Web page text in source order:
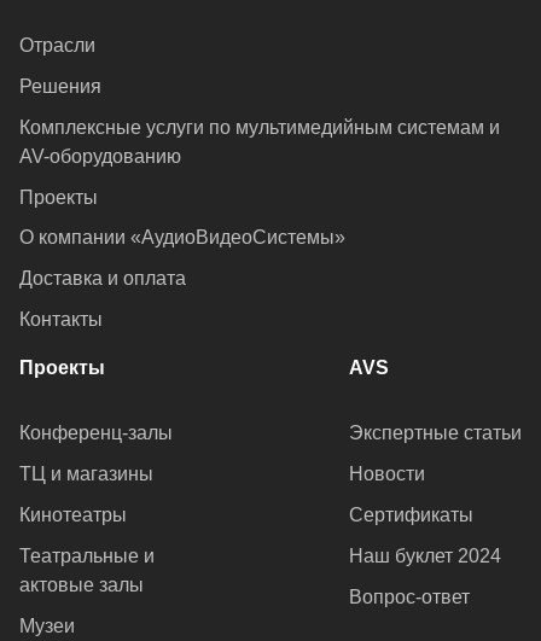
Отрасли
Решения
Комплексные услуги по мультимедийным системам и
AV-оборудованию
Проекты
О компании «АудиоВидеоСистемы»
Доставка и оплата
Контакты
Проекты
Конференц-залы
ТЦ и магазины
Кинотеатры
Театральные и
актовые залы
Музеи
AVS
Экспертные статьи
Новости
Сертификаты
Наш буклет 2024
Вопрос-ответ